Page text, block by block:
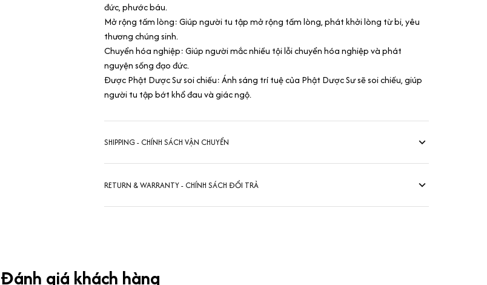
đức, phước báu.
Mở rộng tấm lòng: Giúp người tu tập mở rộng tấm lòng, phát khởi lòng từ bi, yêu
thương chúng sinh.
Chuyển hóa nghiệp: Giúp người mắc nhiều tội lỗi chuyển hóa nghiệp và phát
nguyện sống đạo đức.
Được Phật Dược Sư soi chiếu: Ánh sáng trí tuệ của Phật Dược Sư sẽ soi chiếu, giúp
người tu tập bớt khổ đau và giác ngộ.
SHIPPING - CHÍNH SÁCH VẬN CHUYỂN
RETURN & WARRANTY - CHÍNH SÁCH ĐỔI TRẢ
Đánh giá khách hàng